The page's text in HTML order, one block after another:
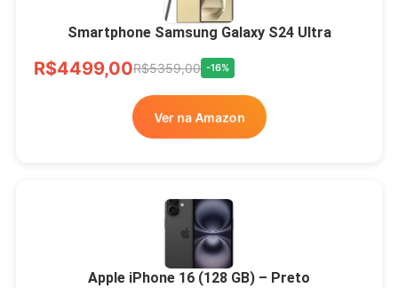
Smartphone Samsung Galaxy S24 Ultra
R$4499,00R$5359,00 -16%
Ver na Amazon
Apple iPhone 16 (128 GB) – Preto